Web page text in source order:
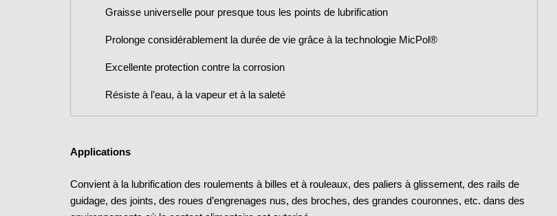
Graisse universelle pour presque tous les points de lubrification
Prolonge considérablement la durée de vie grâce à la technologie MicPol®
Excellente protection contre la corrosion
Résiste à l’eau, à la vapeur et à la saleté
Applications
Convient à la lubrification des roulements à billes et à rouleaux, des paliers à glissement, des rails de
guidage, des joints, des roues d’engrenages nus, des broches, des grandes couronnes, etc. dans des